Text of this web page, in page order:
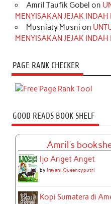
Amril Taufik Gobel on
MENYISAKAN JEJAK INDAH
Musniaty Musni on
MENYISAKAN JEJAK INDAH
PAGE RANK CHECKER
GOOD READS BOOK SHELF
Amril's
Ijo Anget Anget
byIrayani Queencyputri
Kopi Sumatera di